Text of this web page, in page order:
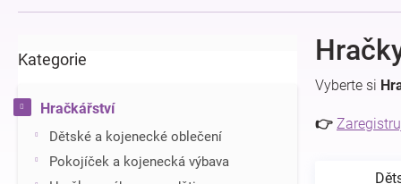
o
t
r
Přeskočit
Kategorie
Hračkářství
Dětské a kojenecké oblečení
Pokojíček a kojenecká výbava
Vyberte si
👉